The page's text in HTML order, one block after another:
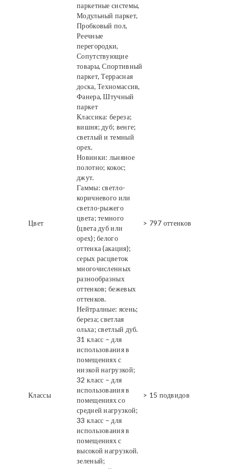
паркетные системы,
Модульный паркет,
Пробковый пол,
Реечные
перегородки,
Сопутствующие
товары, Спортивный
паркет, Террасная
доска, Техномассив,
Фанера, Штучный
паркет
Цвет
Классика: береза;
вишня; дуб; венге;
светлый и темный
орех.
Новинки: льняное
полотно; кокос;
джут.
Гаммы: светло-
коричневого или
светло-рыжего
цвета; темного
(цвета дуб или
орех); белого
оттенка (акация);
серых расцветок
многочисленных
разнообразных
оттенков; бежевых
оттенков.
Нейтралные: ясень;
береза; светлая
ольха; светлый дуб.
> 797 оттенков
Классы
31 класс – для
использования в
помещениях с
низкой нагрузкой;
32 класс – для
использования в
помещениях со
средней нагрузкой;
33 класс – для
использования в
помещениях с
высокой нагрузкой.
> 15 подвидов
зеленый;